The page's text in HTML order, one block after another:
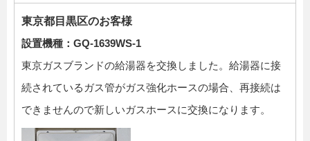
東京都目黒区のお客様
設置機種：GQ-1639WS-1
東京ガスブランドの給湯器を交換しました。給湯器に接
続されているガス管がガス強化ホースの場合、再接続は
できませんので新しいガスホースに交換になります。